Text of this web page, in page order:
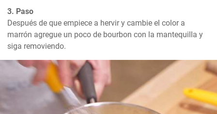
3. Paso
Después de que empiece a hervir y cambie el color a
marrón agregue un poco de bourbon con la mantequilla y
siga removiendo.